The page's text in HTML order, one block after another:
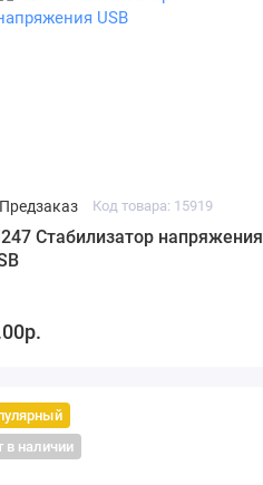
Предзаказ Код товара: 15919
Стабилизатор напряжения
в наличии